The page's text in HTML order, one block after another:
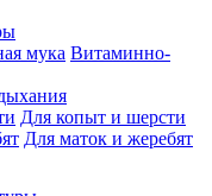
Витаминно-
Для копыт и шерсти
Для маток и жеребят